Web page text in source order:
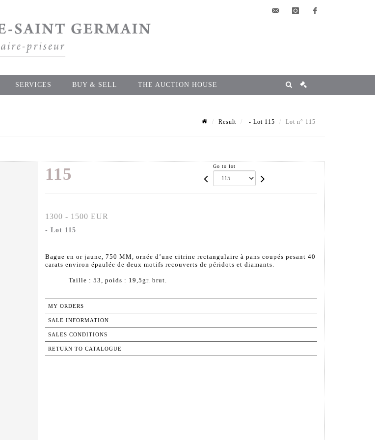
SERVICES BUY & SELL THE AUCTION HOUSE
Result - Lot 115 Lot n° 115
115 Go to lot
1300 - 1500 EUR
- Lot 115
Bague en or jaune, 750 MM, ornée d’une citrine rectangulaire à pans coupés pesant 40
carats environ épaulée de deux motifs recouverts de péridots et diamants.
Taille : 53, poids : 19,5gr. brut.
MY ORDERS
SALE INFORMATION
SALES CONDITIONS
RETURN TO CATALOGUE